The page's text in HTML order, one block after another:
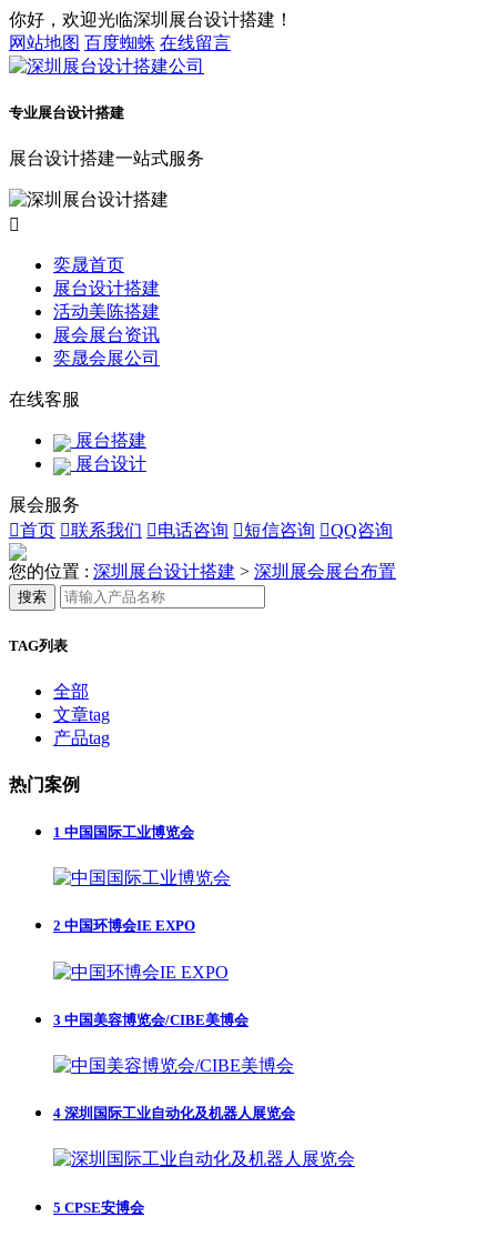
你好，欢迎光临深圳展台设计搭建！
网站地图 百度蜘蛛 在线留言
专业展台设计搭建
展台设计搭建一站式服务

奕晟首页
展台设计搭建
活动美陈搭建
展会展台资讯
奕晟会展公司
在线客服
展台搭建
展台设计
展会服务
首页 联系我们 电话咨询 短信咨询 QQ咨询
您的位置 : 深圳展台设计搭建 > 深圳展会展台布置
搜索
TAG列表
全部
文章tag
产品tag
热门案例
1 中国国际工业博览会
2 中国环博会IE EXPO
3 中国美容博览会/CIBE美博会
4 深圳国际工业自动化及机器人展览会
5 CPSE安博会